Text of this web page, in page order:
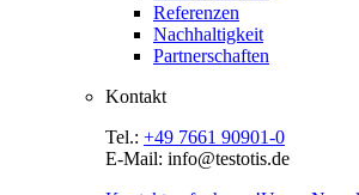
Referenzen
Nachhaltigkeit
Partnerschaften
Kontakt
Tel.: +49 7661 90901-0
E-Mail: info@testotis.de